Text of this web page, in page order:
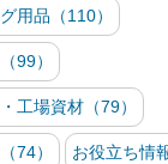
用品（110）
99）
工場資材（79）
74） お役立ち情